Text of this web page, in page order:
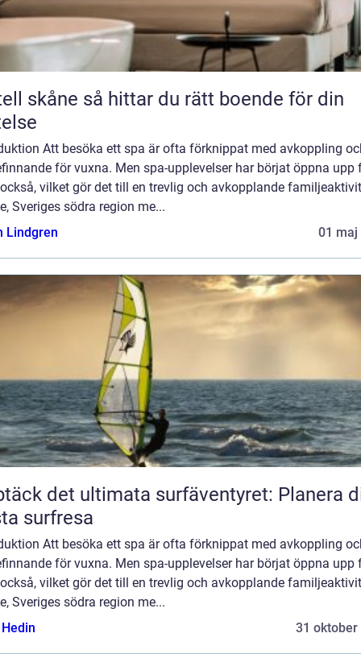
hittar du rätt boende för din
Att besöka ett spa är ofta förknippat med avkoppling
för vuxna. Men spa-upplevelser har börjat öppna upp
vilket gör det till en trevlig och avkopplande
Sveriges södra region me...
Lindgren
01 maj
det ultimata surfäventyret: Planera
surfresa
Att besöka ett spa är ofta förknippat med avkoppling
för vuxna. Men spa-upplevelser har börjat öppna upp
vilket gör det till en trevlig och avkopplande
Sveriges södra region me...
31 oktober